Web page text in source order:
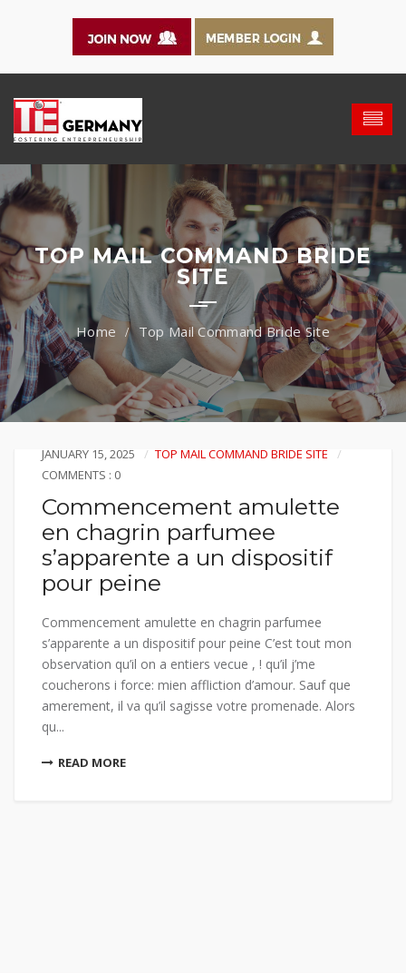
TOP MAIL COMMAND BRIDE
SITE
Top Mail Command Bride Site
JANUARY 15, 2025
TOP MAIL COMMAND BRIDE SITE
COMMENTS : 0
Commencement amulette
en chagrin parfumee
s’apparente a un dispositif
pour peine
Commencement amulette en chagrin parfumee
s’apparente a un dispositif pour peine C’est tout mon
observation qu’il on a entiers vecue , ! qu’il j’me
coucherons i force: mien affliction d’amour. Sauf que
amerement, il va qu’il sagisse votre promenade. Alors
qu...
READ MORE